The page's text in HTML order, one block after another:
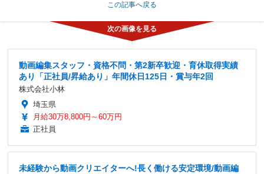
この記事へ戻る
動画編集スタッフ・資格不問・第2新卒歓迎・育休取得実績
あり「正社員/昇給あり」年間休日125日・賞与年2回
株式会社小林
埼玉県
月給30万8,800円～60万円
正社員
未経験から動画クリエイターへ!長く働ける安定環境/動画編